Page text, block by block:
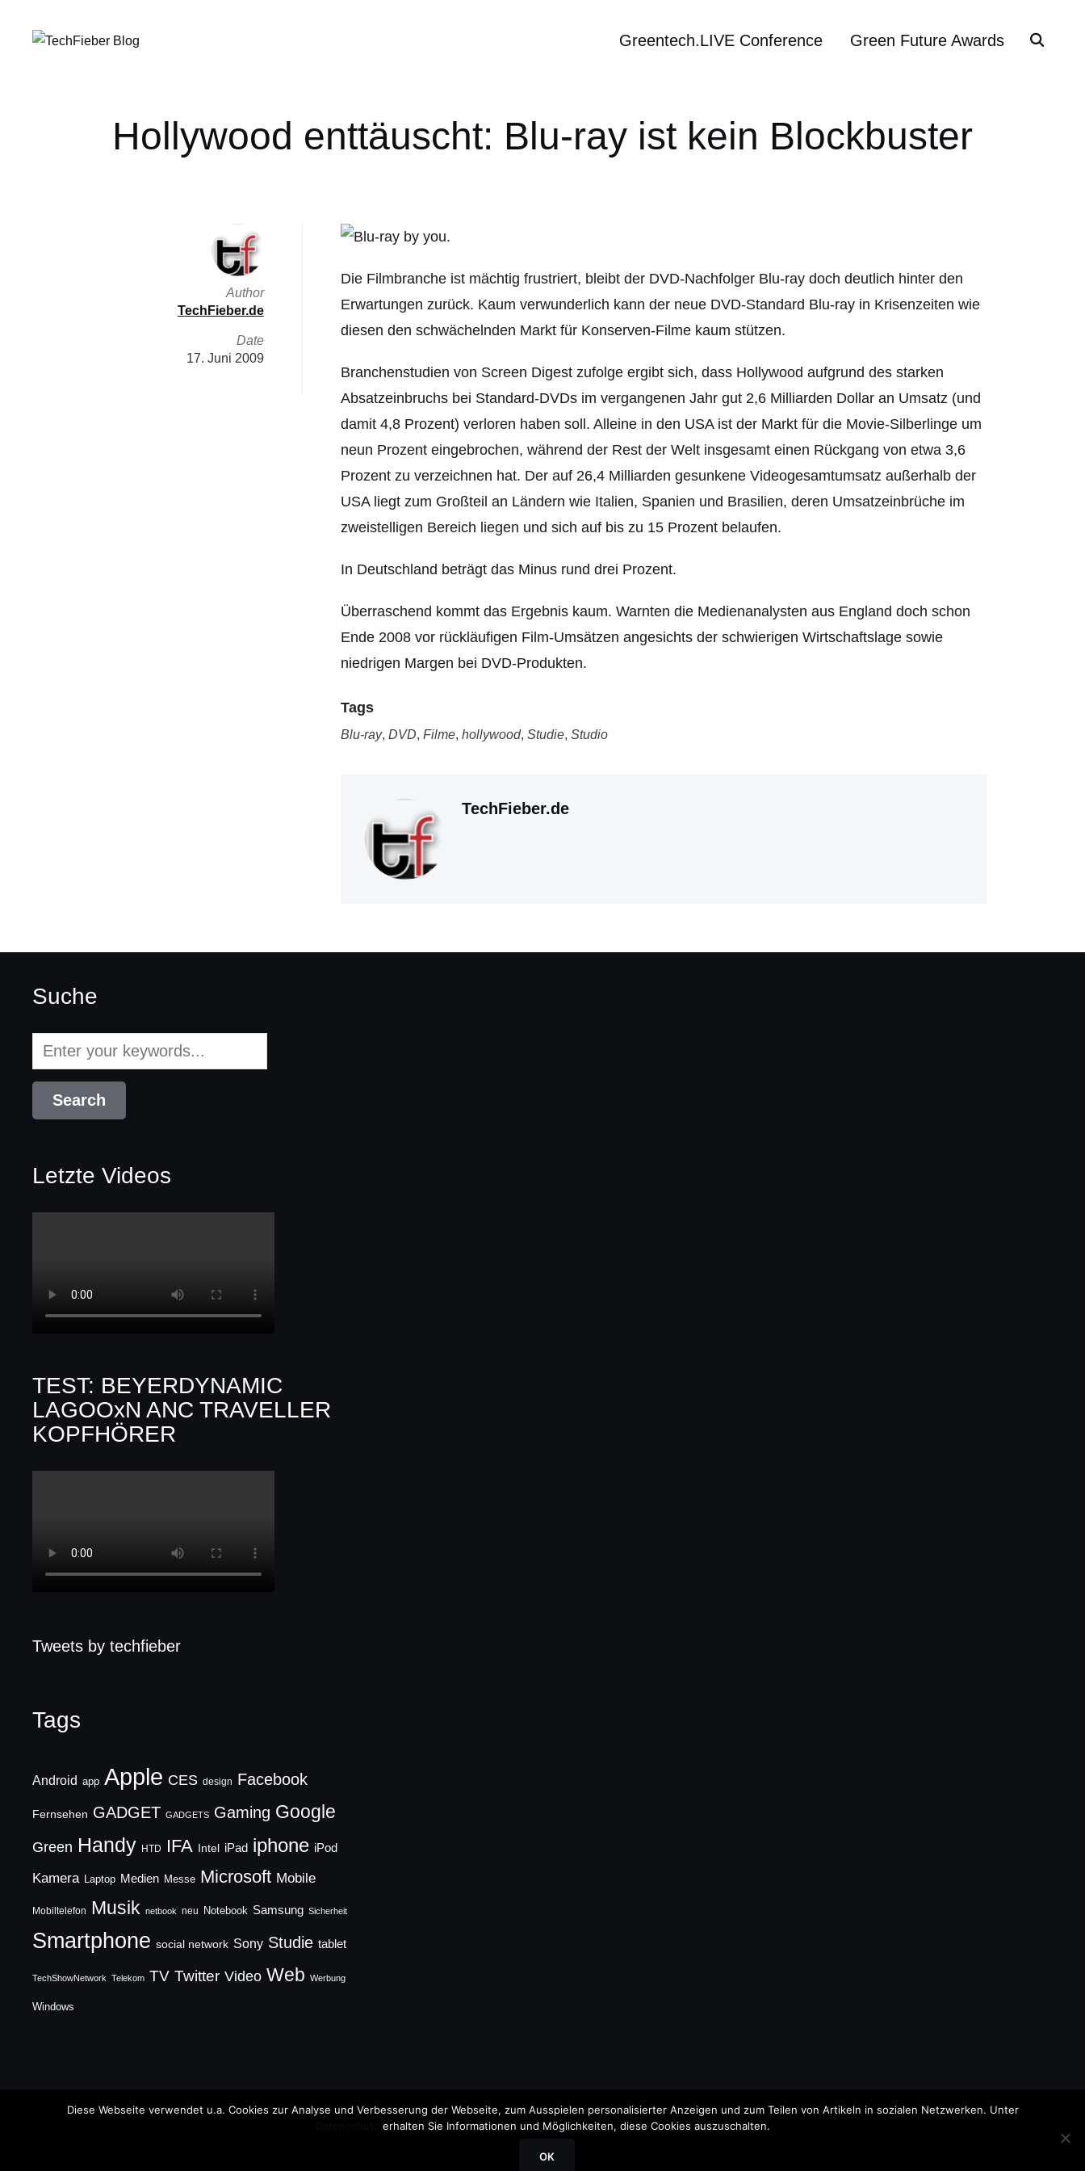
Greentech.LIVE Conference Green Future Awards
Hollywood enttäuscht: Blu-ray ist kein Blockbuster
Die Filmbranche ist mächtig frustriert, bleibt der DVD-Nachfolger Blu-ray doch deutlich hinter den
Erwartungen zurück. Kaum verwunderlich kann der neue DVD-Standard Blu-ray in Krisenzeiten wie
diesen den schwächelnden Markt für Konserven-Filme kaum stützen.
Branchenstudien von Screen Digest zufolge ergibt sich, dass Hollywood aufgrund des starken
Absatzeinbruchs bei Standard-DVDs im vergangenen Jahr gut 2,6 Milliarden Dollar an Umsatz (und
damit 4,8 Prozent) verloren haben soll. Alleine in den USA ist der Markt für die Movie-Silberlinge um
neun Prozent eingebrochen, während der Rest der Welt insgesamt einen Rückgang von etwa 3,6
Prozent zu verzeichnen hat. Der auf 26,4 Milliarden gesunkene Videogesamtumsatz außerhalb der
USA liegt zum Großteil an Ländern wie Italien, Spanien und Brasilien, deren Umsatzeinbrüche im
zweistelligen Bereich liegen und sich auf bis zu 15 Prozent belaufen.
In Deutschland beträgt das Minus rund drei Prozent.
Überraschend kommt das Ergebnis kaum. Warnten die Medienanalysten aus England doch schon
Ende 2008 vor rückläufigen Film-Umsätzen angesichts der schwierigen Wirtschaftslage sowie
niedrigen Margen bei DVD-Produkten.
Tags
Blu-ray, DVD, Filme, hollywood, Studie, Studio
TechFieber.de
Author
TechFieber.de
Date
17. Juni 2009
Suche
Letzte Videos
TEST: BEYERDYNAMIC
LAGOOxN ANC TRAVELLER
KOPFHÖRER
Tweets by techfieber
Tags
Android app Apple CES design Facebook
Fernsehen GADGET GADGETS Gaming Google
Green Handy HTD IFA Intel iPad iphone iPod
Kamera Laptop Medien Messe Microsoft Mobile
Mobiltelefon Musik netbook neu Notebook Samsung Sicherheit
Smartphone social network Sony Studie tablet
TechShowNetwork Telekom TV Twitter Video Web Werbung
Windows
Copyright © 2026 TechFieber Blog
Diese Webseite verwendet u.a. Cookies zur Analyse und Verbesserung der Webseite, zum Ausspielen personalisierter Anzeigen und zum Teilen von Artikeln in sozialen Netzwerken. Unter
erhalten Sie Informationen und Möglichkeiten, diese Cookies auszuschalten.
OK